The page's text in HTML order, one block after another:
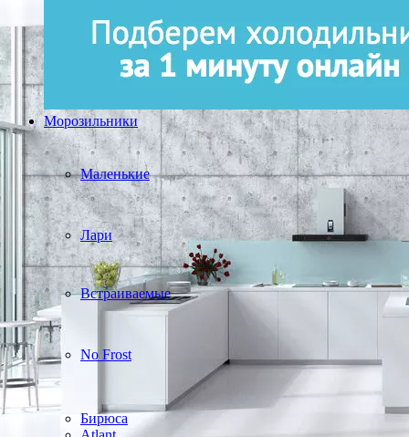
Морозильники
Маленькие
Лари
Встраиваемые
No Frost
Бирюса